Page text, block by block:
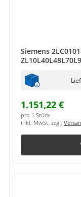
Siemens
1.151,22 €
pro 1 Stück
inkl. MwSt. zzgl.